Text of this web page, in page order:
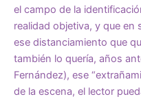
el campo de la
realidad objetiva, y que en
ese distanciamiento que
también lo quería, años
Fernández), ese
de la escena, el lector